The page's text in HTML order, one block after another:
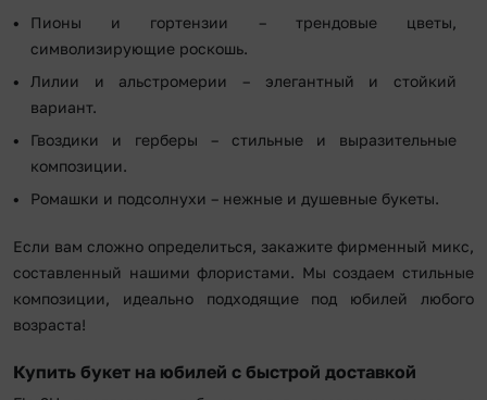
Пионы и гортензии – трендовые цветы,
символизирующие роскошь.
Лилии и альстромерии – элегантный и стойкий
вариант.
Гвоздики и герберы – стильные и выразительные
композиции.
Ромашки и подсолнухи – нежные и душевные букеты.
Если вам сложно определиться, закажите фирменный микс,
составленный нашими флористами. Мы создаем стильные
композиции, идеально подходящие под юбилей любого
возраста!
Купить букет на юбилей с быстрой доставкой